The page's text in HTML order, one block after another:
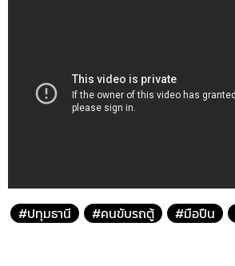
#ปทุมธานี #คนขับรถตู้ #มือปืน